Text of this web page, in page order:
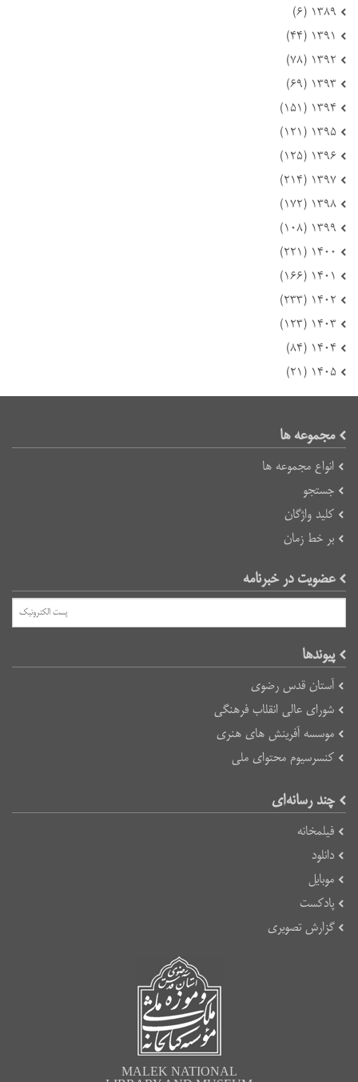
۱۳۸۹ (۶)
۱۳۹۱ (۴۴)
۱۳۹۲ (۷۸)
۱۳۹۳ (۶۹)
۱۳۹۴ (۱۵۱)
۱۳۹۵ (۱۲۱)
۱۳۹۶ (۱۲۵)
۱۳۹۷ (۲۱۴)
۱۳۹۸ (۱۷۲)
۱۳۹۹ (۱۰۸)
۱۴۰۰ (۲۲۱)
۱۴۰۱ (۱۶۶)
۱۴۰۲ (۲۳۳)
۱۴۰۳ (۱۲۳)
۱۴۰۴ (۸۴)
۱۴۰۵ (۲۱)
مجموعه ها
انواع مجموعه ها
جستجو
کلید واژگان
بر خط زمان
عضویت در خبرنامه
پیوند‌ها
آستان قدس رضوی
شورای عالی انقلاب فرهنگی
موسسه آفرینش های هنری
کنسرسیوم محتوای ملی
چند رسانه‌ای
فیلمخانه
دانلود
موبایل
پادکست
گزارش تصویری
MALEK NATIONAL